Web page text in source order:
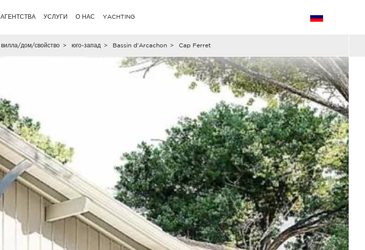
АГЕНТСТВА УСЛУГИ О НАС YACHTING
вилла/дом/свойство > юго-запад > Bassin d'Arcachon > Cap Ferret